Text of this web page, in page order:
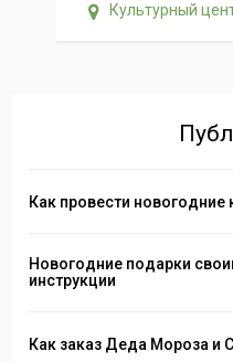
Культурный
Как провести
Новогодние подарки
инструкции
Как заказ Деда Мороза и